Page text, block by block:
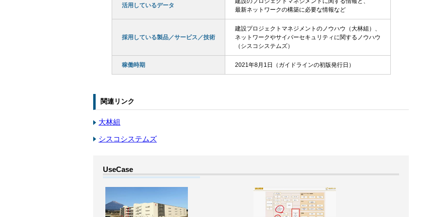
活用しているデータ
最新ネットワークの構築に必要な情報など
採用している製品／サービス／技術
建設プロジェクトマネジメントのノウハウ（大林組）、
ネットワークやサイバーセキュリティに関するノウハウ
（シスコシステムズ）
稼働時期 2021年8月1日（ガイドラインの初版発行日）
関連リンク
大林組
シスコシステムズ